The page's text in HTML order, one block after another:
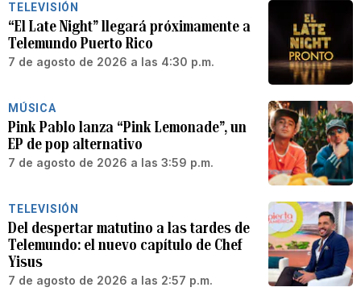
TELEVISIÓN
“El Late Night” llegará próximamente a
Telemundo Puerto Rico
7 de agosto de 2026 a las 4:30 p.m.
MÚSICA
Pink Pablo lanza “Pink Lemonade”, un
EP de pop alternativo
7 de agosto de 2026 a las 3:59 p.m.
TELEVISIÓN
Del despertar matutino a las tardes de
Telemundo: el nuevo capítulo de Chef
Yisus
7 de agosto de 2026 a las 2:57 p.m.